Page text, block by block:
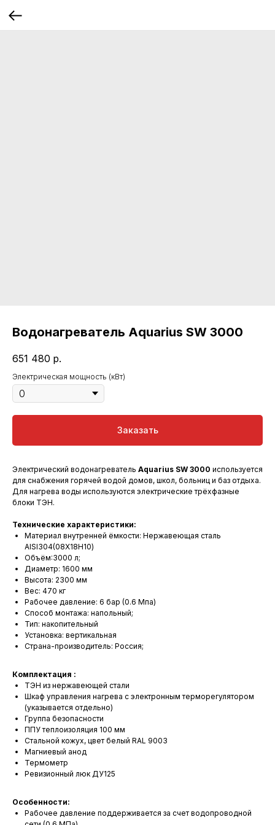
Водонагреватель Aquarius SW 3000
651 480 р.
Электрическая мощность (кВт)
Заказать
Электрический водонагреватель Aquarius SW 3000 используется
для снабжения горячей водой домов, школ, больниц и баз отдыха.
Для нагрева воды используются электрические трёхфазные
блоки ТЭН.
Технические характеристики:
Материал внутренней ёмкости: Нержавеющая сталь
AISI304(08Х18Н10)
Объём:3000 л;
Диаметр: 1600 мм
Высота: 2300 мм
Вес: 470 кг
Рабочее давление: 6 бар (0.6 Мпа)
Способ монтажа: напольный;
Тип: накопительный
Установка: вертикальная
Страна-производитель: Россия;
Комплектация :
ТЭН из нержавеющей стали
Шкаф управления нагрева с электронным терморегулятором
(указывается отдельно)
Группа безопасности
ППУ теплоизоляция 100 мм
Стальной кожух, цвет белый RAL 9003
Магниевый анод
Термометр
Ревизионный люк ДУ125
Особенности:
Рабочее давление поддерживается за счет водопроводной